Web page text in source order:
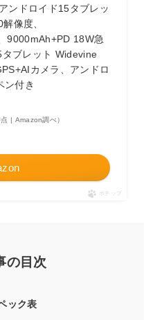
ンドロイド15タブレッ
像度、
9000mAh+PD 18W急
ブレット Widevine
カメラ、アンドロ
ン付き
| Amazon調べ）
ポチップ
の目次
ック表